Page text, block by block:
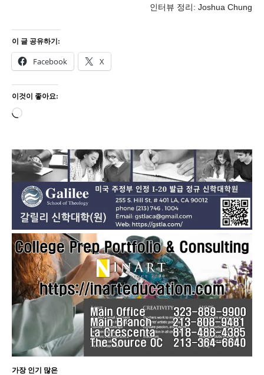
인터뷰 정리: Joshua Chung
이 글 공유하기:
Facebook X
이것이 좋아요:
로
가장 인기 많은